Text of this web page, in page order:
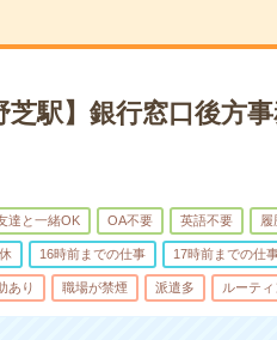
駅】銀行窓口後方
達と一緒OK OA不要 英語不要 履
16時前までの仕事 17時前までの仕
あり 職場が禁煙 派遣多 ルーティ